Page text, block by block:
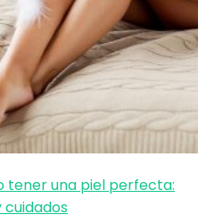
tener una piel perfecta:
cuidados